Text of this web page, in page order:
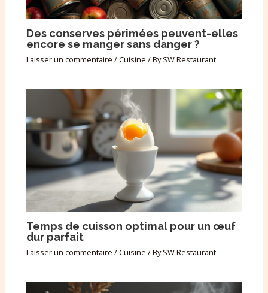
Des conserves périmées peuvent-elles
encore se manger sans danger ?
Laisser un commentaire /Cuisine / BySW Restaurant
Temps de cuisson optimal pour un œuf
dur parfait
Laisser un commentaire /Cuisine / BySW Restaurant